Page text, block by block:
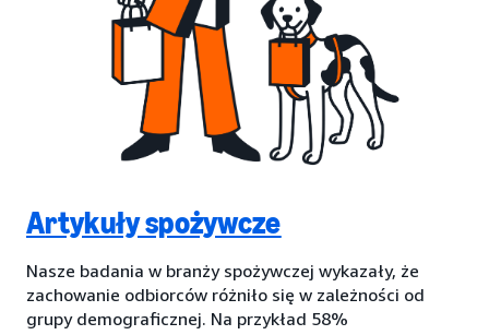
Artykuły spożywcze
Nasze badania w branży spożywczej wykazały, że
zachowanie odbiorców różniło się w zależności od
grupy demograficznej. Na przykład 58%